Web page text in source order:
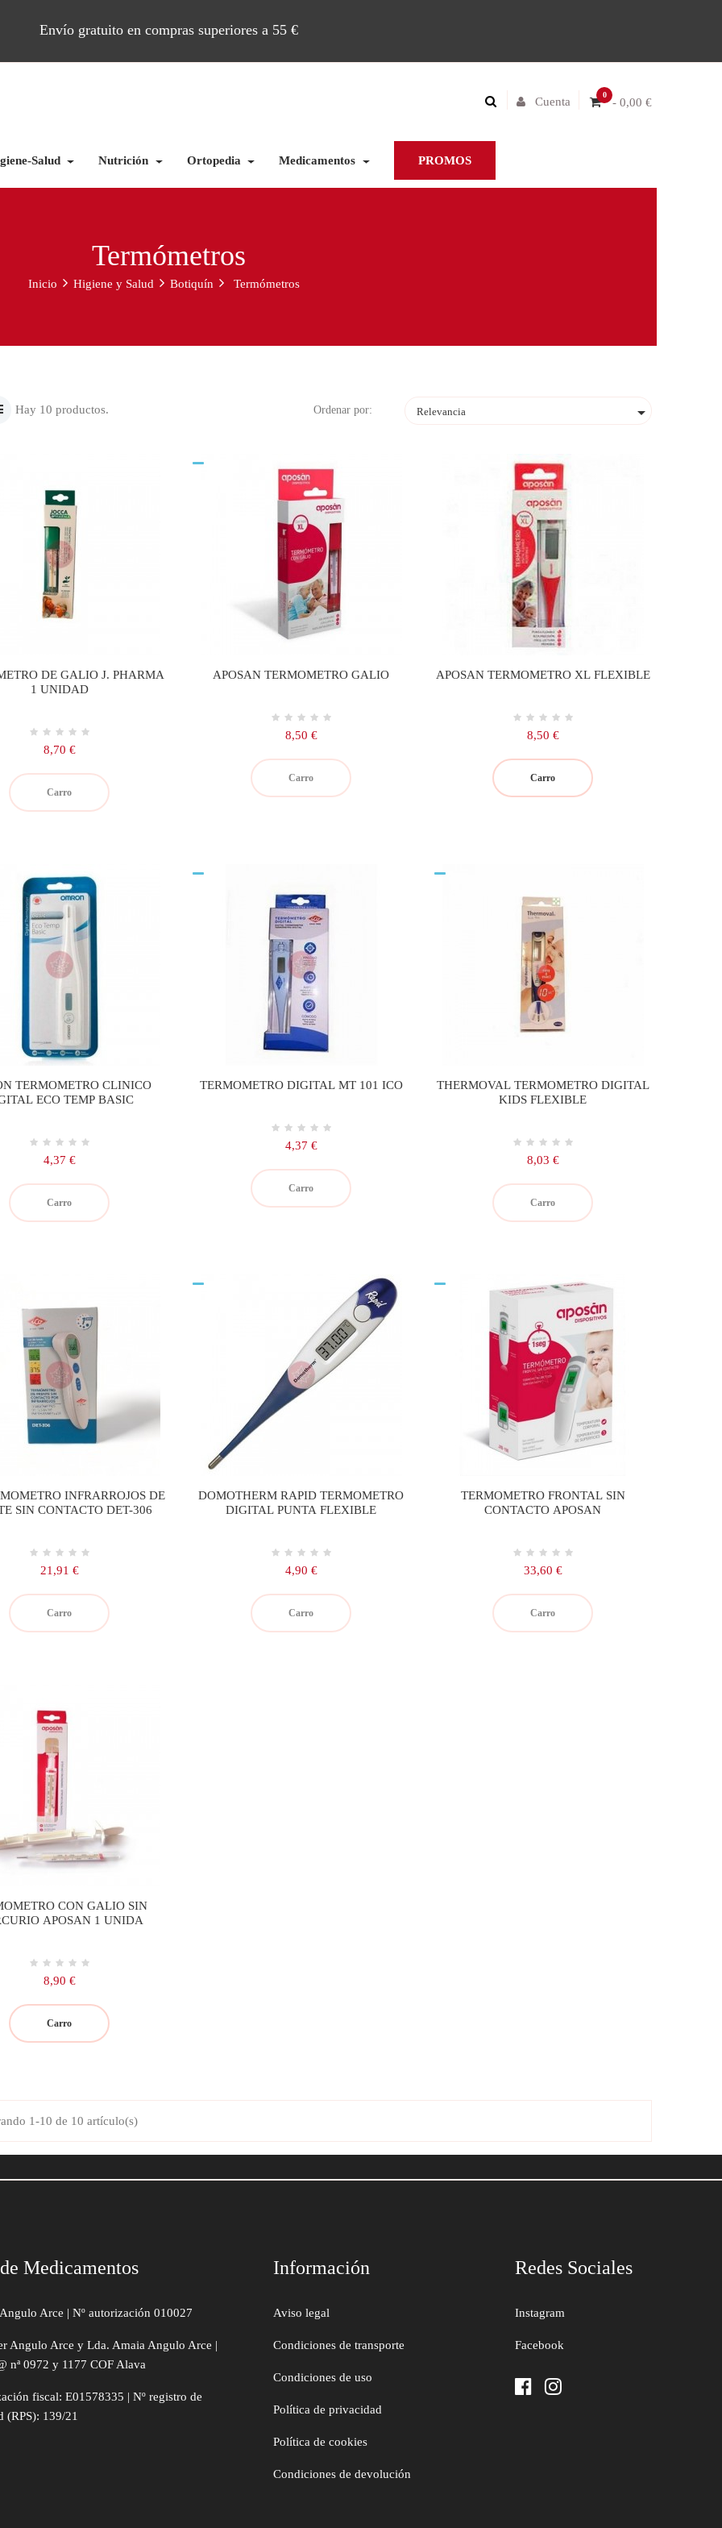
Envío gratuito en compras superiores a 55 €
0
- 0,00 €
Cuenta
Salud Nutrición Ortopedia Medicamentos PROMOS
Termómetros
Inicio Higiene y Salud Botiquín Termómetros
Hay 10 productos. Ordenar por: Relevancia 
DE GALIO J. PHARMA
1 UNIDAD
Precio
8,70 €
Carro
APOSAN TERMOMETRO GALIO
Precio
8,50 €
Carro
APOSAN TERMOMETRO XL FLEXIBLE
Precio
8,50 €
Carro
TERMOMETRO CLINICO
ECO TEMP BASIC
Precio
4,37 €
Carro
TERMOMETRO DIGITAL MT 101 ICO
Precio
4,37 €
Carro
THERMOVAL TERMOMETRO DIGITAL
KIDS FLEXIBLE
Precio
8,03 €
Carro
INFRARROJOS DE
SIN CONTACTO DET-306
Precio
21,91 €
Carro
DOMOTHERM RAPID TERMOMETRO
DIGITAL PUNTA FLEXIBLE
Precio
4,90 €
Carro
TERMOMETRO FRONTAL SIN
CONTACTO APOSAN
Precio
33,60 €
Carro
CON GALIO SIN
APOSAN 1 UNIDA
Precio
8,90 €
Carro
1-10 de 10 artículo(s)
Medicamentos
Arce | Nº autorización 010027
Angulo Arce y Lda. Amaia Angulo Arce |
nª 0972 y 1177 COF Alava
fiscal: E01578335 | Nº registro de
(RPS): 139/21
Información
Aviso legal
Condiciones de transporte
Condiciones de uso
Política de privacidad
Política de cookies
Condiciones de devolución
Redes Sociales
Instagram
Facebook